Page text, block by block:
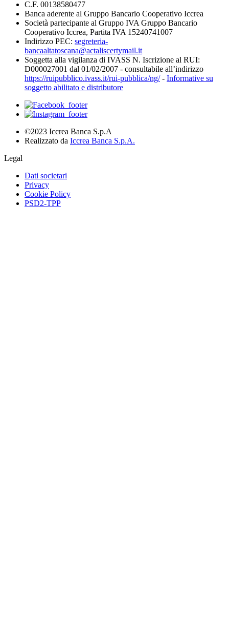
C.F. 00138580477
Banca aderente al Gruppo Bancario Cooperativo Iccrea
Società partecipante al Gruppo IVA Gruppo Bancario
Cooperativo Iccrea, Partita IVA 15240741007
Indirizzo PEC: segreteria-
bancaaltatoscana@actaliscertymail.it
Soggetta alla vigilanza di IVASS N. Iscrizione al RUI:
D000027001 dal 01/02/2007 - consultabile all’indirizzo
https://ruipubblico.ivass.it/rui-pubblica/ng/- Informative su
soggetto abilitato e distributore
©2023 Iccrea Banca S.p.A
Realizzato da Iccrea Banca S.p.A.
Legal
Dati societari
Privacy
Cookie Policy
PSD2-TPP